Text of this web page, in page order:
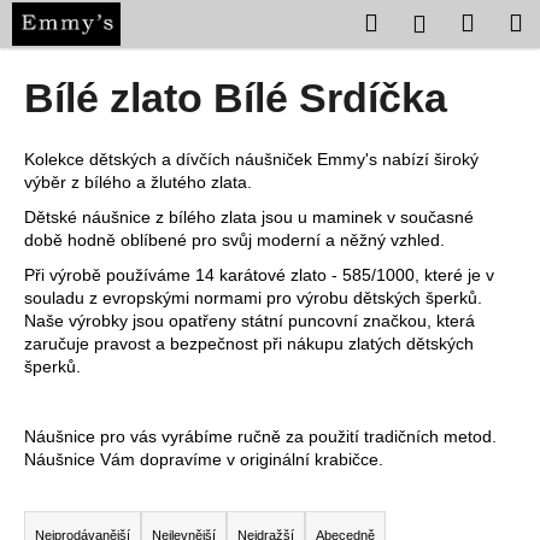
obsah
Hledat Přihlášení
Bílé zlato Bílé Srdíčka
Kolekce dětských a dívčích náušniček Emmy's nabízí široký
výběr z bílého a žlutého zlata.
Dětské náušnice z bílého zlata jsou u maminek v současné
době hodně oblíbené pro svůj moderní a něžný vzhled.
Při výrobě používáme 14 karátové zlato - 585/1000, které je v
souladu z evropskými normami pro výrobu dětských šperků.
Naše výrobky jsou opatřeny státní puncovní značkou, která
zaručuje pravost a bezpečnost při nákupu zlatých dětských
šperků.
Náušnice pro vás vyrábíme ručně za použití tradičních metod.
Náušnice Vám dopravíme v originální krabičce.
Ř
Nejprodávanější Nejlevnější Nejdražší Abecedně
o
o
p
o
t
ř
e
b
u
e
t
e